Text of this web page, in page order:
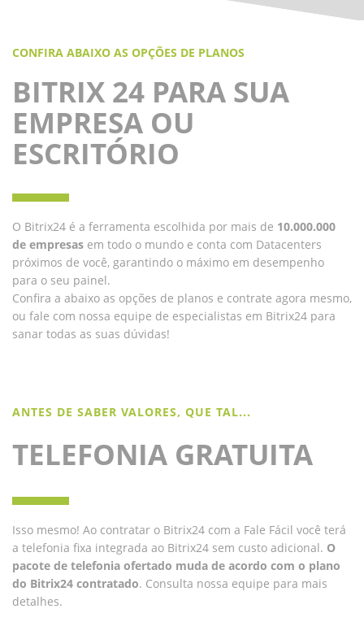
CONFIRA ABAIXO AS OPÇÕES DE PLANOS
BITRIX 24 PARA SUA
EMPRESA OU
ESCRITÓRIO
O Bitrix24 é a ferramenta escolhida por mais de 10.000.000
de empresas em todo o mundo e conta com Datacenters
próximos de você, garantindo o máximo em desempenho
para o seu painel.
Confira a abaixo as opções de planos e contrate agora mesmo,
ou fale com nossa equipe de especialistas em Bitrix24 para
sanar todas as suas dúvidas!
ANTES DE SABER VALORES, QUE TAL...
TELEFONIA GRATUITA
Isso mesmo! Ao contratar o Bitrix24 com a Fale Fácil você terá
a telefonia fixa integrada ao Bitrix24 sem custo adicional. O
pacote de telefonia ofertado muda de acordo com o plano
do Bitrix24 contratado. Consulta nossa equipe para mais
detalhes.